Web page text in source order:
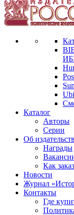
Каталог
Авторы
Серии
Об
Награды
Как
Новости
Журнал
Контакты
Где